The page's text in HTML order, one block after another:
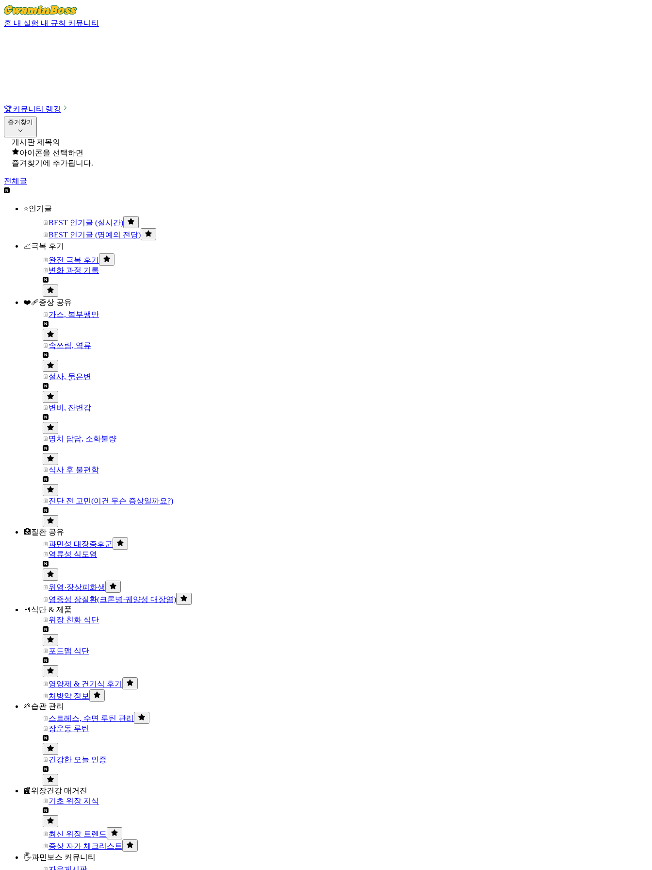
홈 내 실험 내 규칙 커뮤니티
🏆커뮤니티 랭킹
즐겨찾기
게시판 제목의
아이콘을 선택하면
즐겨찾기에 추가됩니다.
전체글
⭐인기글
BEST 인기글 (실시간)
BEST 인기글 (명예의 전당)
📈극복 후기
완전 극복 후기
변화 과정 기록
❤️‍🩹증상 공유
가스, 복부팽만
속쓰림, 역류
설사, 묽은변
변비, 잔변감
명치 답답, 소화불량
식사 후 불편함
진단 전 고민(이건 무슨 증상일까요?)
🏥질환 공유
과민성 대장증후군
역류성 식도염
위염·장상피화생
염증성 장질환(크론병·궤양성 대장염)
🍴식단 & 제품
위장 친화 식단
포드맵 식단
영양제 & 건기식 후기
처방약 정보
🌱습관 관리
스트레스, 수면 루틴 관리
장운동 루틴
건강한 오늘 인증
📰위장건강 매거진
기초 위장 지식
최신 위장 트렌드
증상 자가 체크리스트
🖐과민보스 커뮤니티